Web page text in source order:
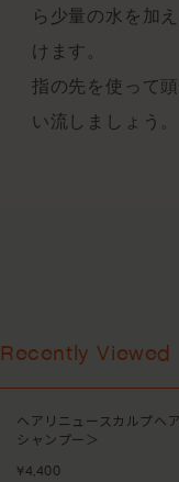
ら少量の水を加
けます。
指の先を使って
い流しましょう。
Recently Viewed
ヘアリニュースカルプヘ
シャンプー＞
¥4,400